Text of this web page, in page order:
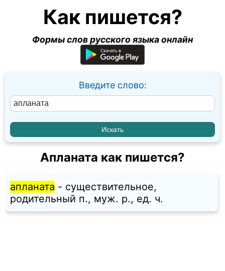
Как пишется?
Формы слов русского языка онлайн
Введите слово:
Апланата как пишется?
апланата - существительное,
родительный п., муж. p., ед. ч.